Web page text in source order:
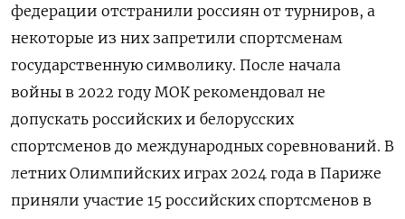
федерации отстранили россиян от турниров, а
некоторые из них запретили спортсменам
государственную символику. После начала
войны в 2022 году МОК рекомендовал не
допускать российских и белорусских
спортсменов до международных соревнований. В
летних Олимпийских играх 2024 года в Париже
приняли участие 15 российских спортсменов в